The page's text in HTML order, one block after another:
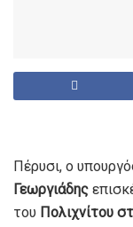
Πέρυσι, ο
Γεωργιάδης
του Πολιχνίτου